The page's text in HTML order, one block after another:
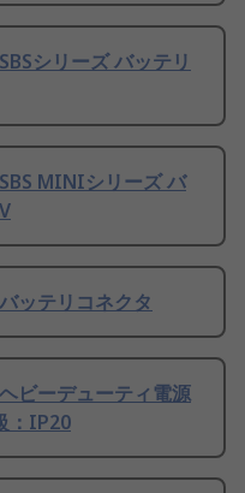
シリーズ バッテリ
MINIシリーズ バ
ッテリコネクタ
ビーデューティ電源
：IP20